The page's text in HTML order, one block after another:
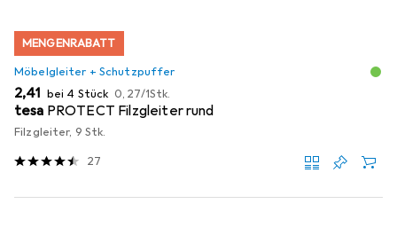
MENGENRABATT
Möbelgleiter + Schutzpuffer
EUR
2,41 bei 4 Stück EUR
0,27/1Stk.
tesa PROTECT Filzgleiter rund
Filzgleiter, 9 Stk.
27